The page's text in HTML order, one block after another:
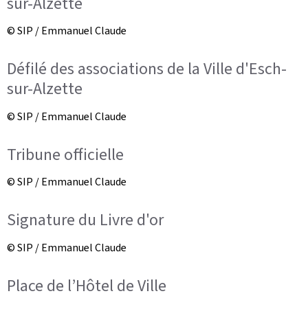
© SIP / Emmanuel Claude
Défilé des associations de la Ville d'Esch-
sur-Alzette
© SIP / Emmanuel Claude
Tribune officielle
© SIP / Emmanuel Claude
Signature du Livre d'or
© SIP / Emmanuel Claude
Place de l’Hôtel de Ville